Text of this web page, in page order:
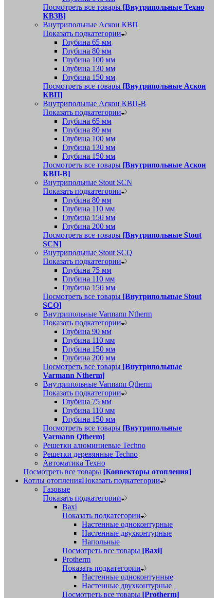
Посмотреть все товары [Внутрипольные Техно
КВЗВ]
Внутрипольные Аскон КВП
Показать подкатегории
Глубина 65 мм
Глубина 80 мм
Глубина 100 мм
Глубина 130 мм
Глубина 150 мм
Посмотреть все товары [Внутрипольные Аскон
КВП]
Внутрипольные Аскон КВП-В
Показать подкатегории
Глубина 65 мм
Глубина 80 мм
Глубина 100 мм
Глубина 130 мм
Глубина 150 мм
Посмотреть все товары [Внутрипольные Аскон
КВП-В]
Внутрипольные Stout SCN
Показать подкатегории
Глубина 80 мм
Глубина 110 мм
Глубина 150 мм
Глубина 200 мм
Посмотреть все товары [Внутрипольные Stout
SCN]
Внутрипольные Stout SCQ
Показать подкатегории
Глубина 75 мм
Глубина 110 мм
Глубина 150 мм
Посмотреть все товары [Внутрипольные Stout
SCQ]
Внутрипольные Varmann Ntherm
Показать подкатегории
Глубина 90 мм
Глубина 110 мм
Глубина 150 мм
Глубина 200 мм
Посмотреть все товары [Внутрипольные
Varmann Ntherm]
Внутрипольные Varmann Qtherm
Показать подкатегории
Глубина 75 мм
Глубина 110 мм
Глубина 150 мм
Посмотреть все товары [Внутрипольные
Varmann Qtherm]
Решетки алюминиевые Techno
Решетки деревянные Techno
Автоматика Техно
Посмотреть все товары [Конвекторы отопления]
Котлы отопленияПоказать подкатегории
Газовые
Показать подкатегории
Baxi
Показать подкатегории
Настенные одноконтурные
Настенные двухконтурные
Напольные
Посмотреть все товары [Baxi]
Protherm
Показать подкатегории
Настенные одноконтунные
Настенные двухконтурные
Посмотреть все товары [Protherm]